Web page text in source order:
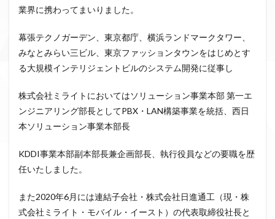
業界に携わってまいりました。
幕張テクノガーデン、東京都庁、横浜ランドマークタワー、
みなとみらい三ビル、東京ファッションタウンをはじめとす
る大規模インテリジェントビルのシステム開発に従事し
株式会社ミライトにおいてはソリューション事業本部 第一エ
ンジニアリング部長としてPBX・LAN構築事業を統括、西日
本ソリューション事業本部長
KDDI事業本部副本部長兼企画部長、執行役員などの要職を歴
任いたしました。
また2020年6月には連結子会社・株式会社日進通工（現・株
式会社ミライト・モバイル・イースト）の代表取締役社長と